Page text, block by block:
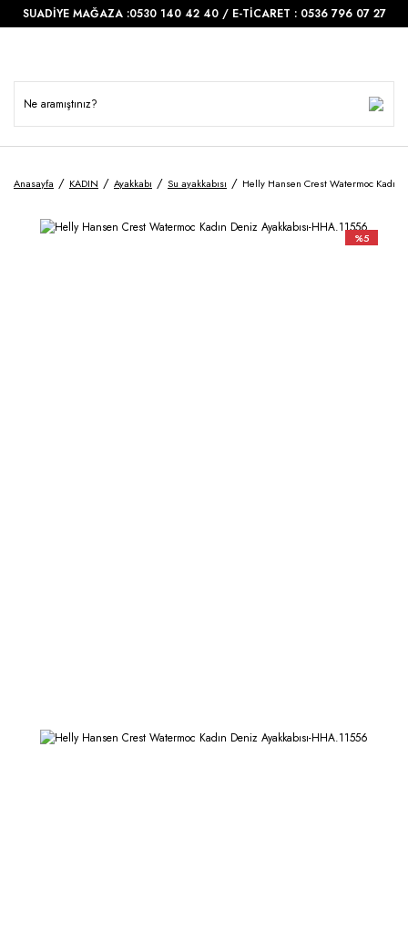
SUADİYE MAĞAZA :0530 140 42 40 / E-TİCARET : 0536 796 07 27
Anasayfa KADIN Ayakkabı Su ayakkabısı Helly Hansen Crest Watermoc Kadın
%5